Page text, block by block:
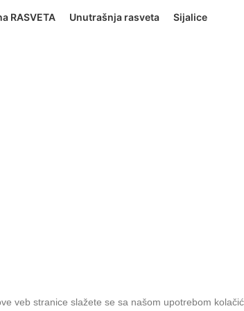
RASVETA Unutrašnja rasveta Sijalice
veb stranice slažete se sa našom upotrebom